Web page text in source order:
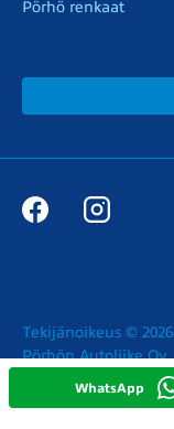
WhatsApp
Pörhö renkaat
Tekijänoikeus © 2026
Pörhön Autoliike Oy